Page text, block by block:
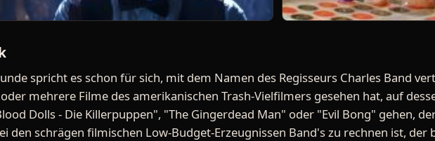
spricht es schon für sich, mit dem Namen des Regisseurs Charles Band
mehrere Filme des amerikanischen Trash-Vielfilmers gesehen hat, auf
Dolls - Die Killerpuppen", "The Gingerdead Man" oder "Evil Bong" gehen,
den schrägen filmischen Low-Budget-Erzeugnissen Band's zu rechnen ist, der